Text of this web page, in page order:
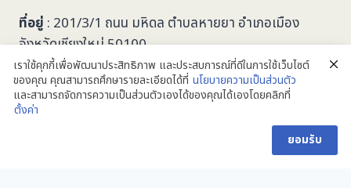
ที่อยู่ : 201/3/1 ถนน มหิดล ตำบลหายยา อำเภอเมือง
จังหวัดเชียงใหม่ 50100
053-279749
taalookoptic@gmail.com
เราใช้คุกกี้เพื่อพัฒนาประสิทธิภาพ และประสบการณ์ที่ดีในการใช้เว็บไซต์
ของคุณ คุณสามารถศึกษารายละเอียดได้ที่ นโยบายความเป็นส่วนตัว
และสามารถจัดการความเป็นส่วนตัวเองได้ของคุณได้เองโดยคลิกที่
ตั้งค่า
ยอมรับ
Open